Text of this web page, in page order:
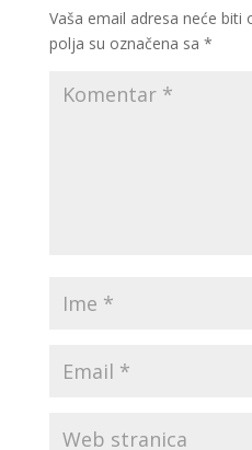
Vaša email adresa neće biti
polja su označena sa *